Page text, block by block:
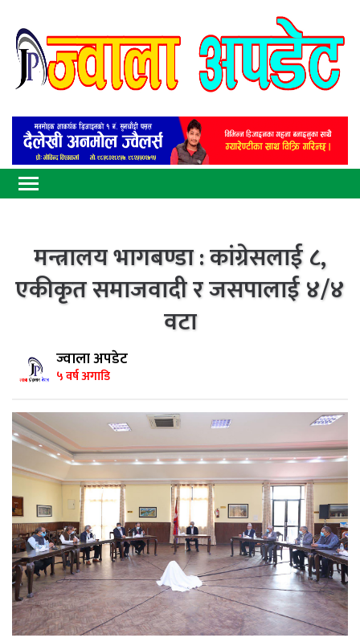
मन्त्रालय भागबण्डा : कांग्रेसलाई ८,
एकीकृत समाजवादी र जसपालाई ४/४
वटा
ज्वाला अपडेट
५ वर्ष अगाडि